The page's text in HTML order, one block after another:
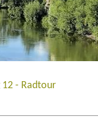
12 - Radtour